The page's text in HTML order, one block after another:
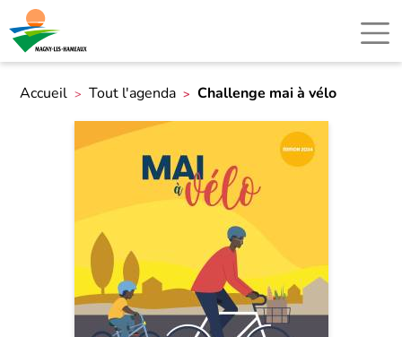
Accueil Tout l'agenda Challenge mai à vélo